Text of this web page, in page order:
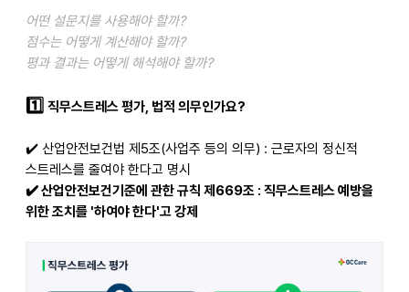
어떤 설문지를 사용해야 할까?
점수는 어떻게 계산해야 할까?
평과 결과는 어떻게 해석해야 할까?
1️ 직무스트레스 평가, 법적 의무인가요?
✔️ 산업안전보건법 제5조(사업주 등의 의무) : 근로자의 정신적
스트레스를 줄여야 한다고 명시
✔️산업안전보건기준에 관한 규칙 제669조 : 직무스트레스 예방을
위한 조치를 '하여야 한다'고 강제